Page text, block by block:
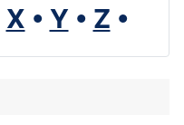
X • Y • Z •